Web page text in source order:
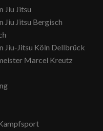
Jiu Jitsu
Jiu Jitsu Bergisch
Jiu-Jitsu Köln Dellbrück
Marcel Kreutz